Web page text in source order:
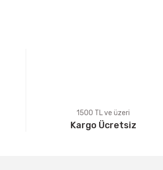
1500 TL ve üzeri
Kargo Ücretsiz